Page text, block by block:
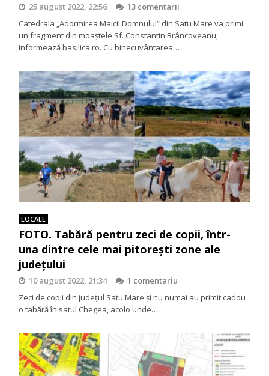
25 august 2022, 22:56
13 comentarii
Catedrala „Adormirea Maicii Domnului” din Satu Mare va primi
un fragment din moaștele Sf. Constantin Brâncoveanu,
informează basilica.ro. Cu binecuvântarea…
LOCALE
FOTO. Tabără pentru zeci de copii, într-
una dintre cele mai pitorești zone ale
județului
10 august 2022, 21:34
1 comentariu
Zeci de copii din județul Satu Mare și nu numai au primit cadou
o tabără în satul Chegea, acolo unde…